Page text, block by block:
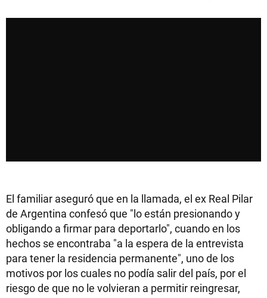
El familiar aseguró que en la llamada, el ex Real Pilar
de Argentina confesó que "lo están presionando y
obligando a firmar para deportarlo", cuando en los
hechos se encontraba "a la espera de la entrevista
para tener la residencia permanente", uno de los
motivos por los cuales no podía salir del país, por el
riesgo de que no le volvieran a permitir reingresar,